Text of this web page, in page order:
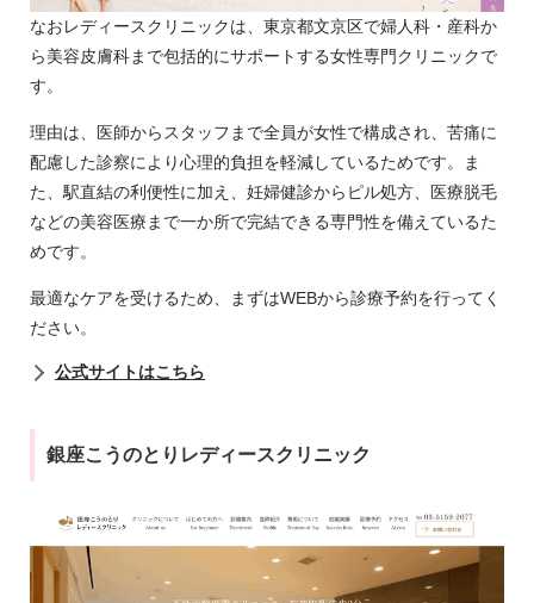
なおレディースクリニックは、東京都文京区で婦人科・産科か
ら美容皮膚科まで包括的にサポートする女性専門クリニックで
す。
理由は、医師からスタッフまで全員が女性で構成され、苦痛に
配慮した診察により心理的負担を軽減しているためです。ま
た、駅直結の利便性に加え、妊婦健診からピル処方、医療脱毛
などの美容医療まで一か所で完結できる専門性を備えているた
めです。
最適なケアを受けるため、まずはWEBから診療予約を行ってく
ださい。
公式サイトはこちら
銀座こうのとりレディースクリニック